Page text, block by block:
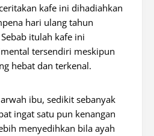
kafe ini dihadiahkan
hari ulang tahun
itulah kafe ini
tersendiri meskipun
hebat dan terkenal.
ibu, sedikit sebanyak
ingat satu pun kenangan
menyedihkan bila ayah